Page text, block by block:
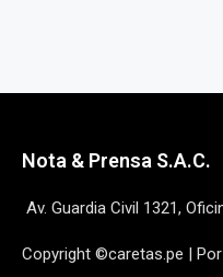
Nota & Prensa S.A.C.
Av. Guardia Civil 1321,
Copyright ©caretas.pe |